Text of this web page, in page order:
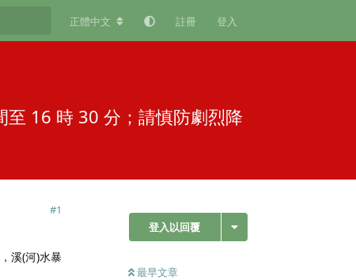
正體中文 註冊 登入
至 16 時 30 分；請慎防劇烈降
登入以回覆
最早文章
#1
溪(河)水暴